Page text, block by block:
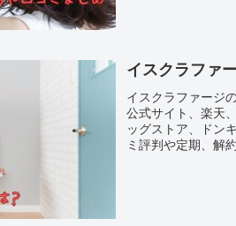
イスクラファ
イスクラファージ
公式サイト、楽天
ッグストア、ドン
ミ評判や定期、解